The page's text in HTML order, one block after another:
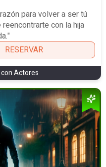
para volver a ser tú
con la hija
RESERVAR
Actores